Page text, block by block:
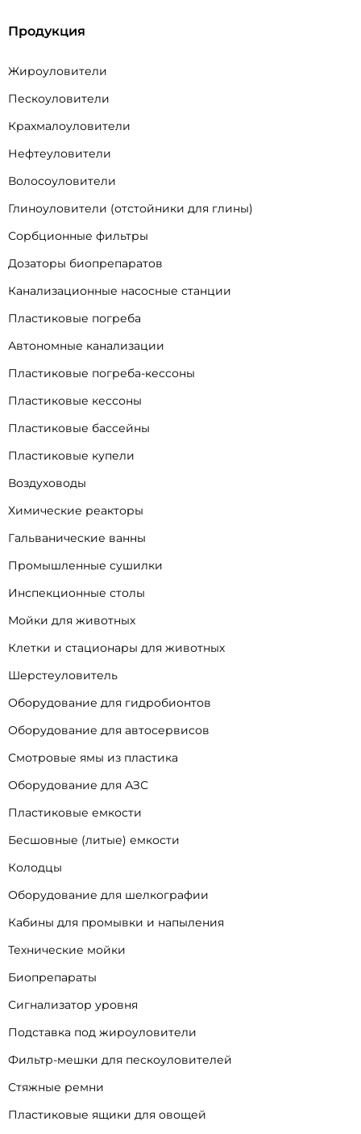
Продукция
Жироуловители
Пескоуловители
Крахмалоуловители
Нефтеуловители
Волосоуловители
Глиноуловители (отстойники для глины)
Сорбционные фильтры
Дозаторы биопрепаратов
Канализационные насосные станции
Пластиковые погреба
Автономные канализации
Пластиковые погреба-кессоны
Пластиковые кессоны
Пластиковые бассейны
Пластиковые купели
Воздуховоды
Химические реакторы
Гальванические ванны
Промышленные сушилки
Инспекционные столы
Мойки для животных
Клетки и стационары для животных
Шерстеуловитель
Оборудование для гидробионтов
Оборудование для автосервисов
Смотровые ямы из пластика
Оборудование для АЗС
Пластиковые емкости
Бесшовные (литые) емкости
Колодцы
Оборудование для шелкографии
Кабины для промывки и напыления
Технические мойки
Биопрепараты
Сигнализатор уровня
Подставка под жироуловители
Фильтр-мешки для пескоуловителей
Стяжные ремни
Пластиковые ящики для овощей